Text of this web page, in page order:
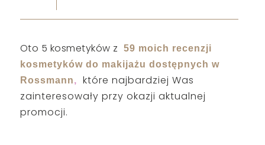
Oto 5 kosmetyków z
59 moich recenzji
kosmetyków do makijażu dostępnych w
Rossmann, które najbardziej Was
zainteresowały przy okazji aktualnej
promocji.